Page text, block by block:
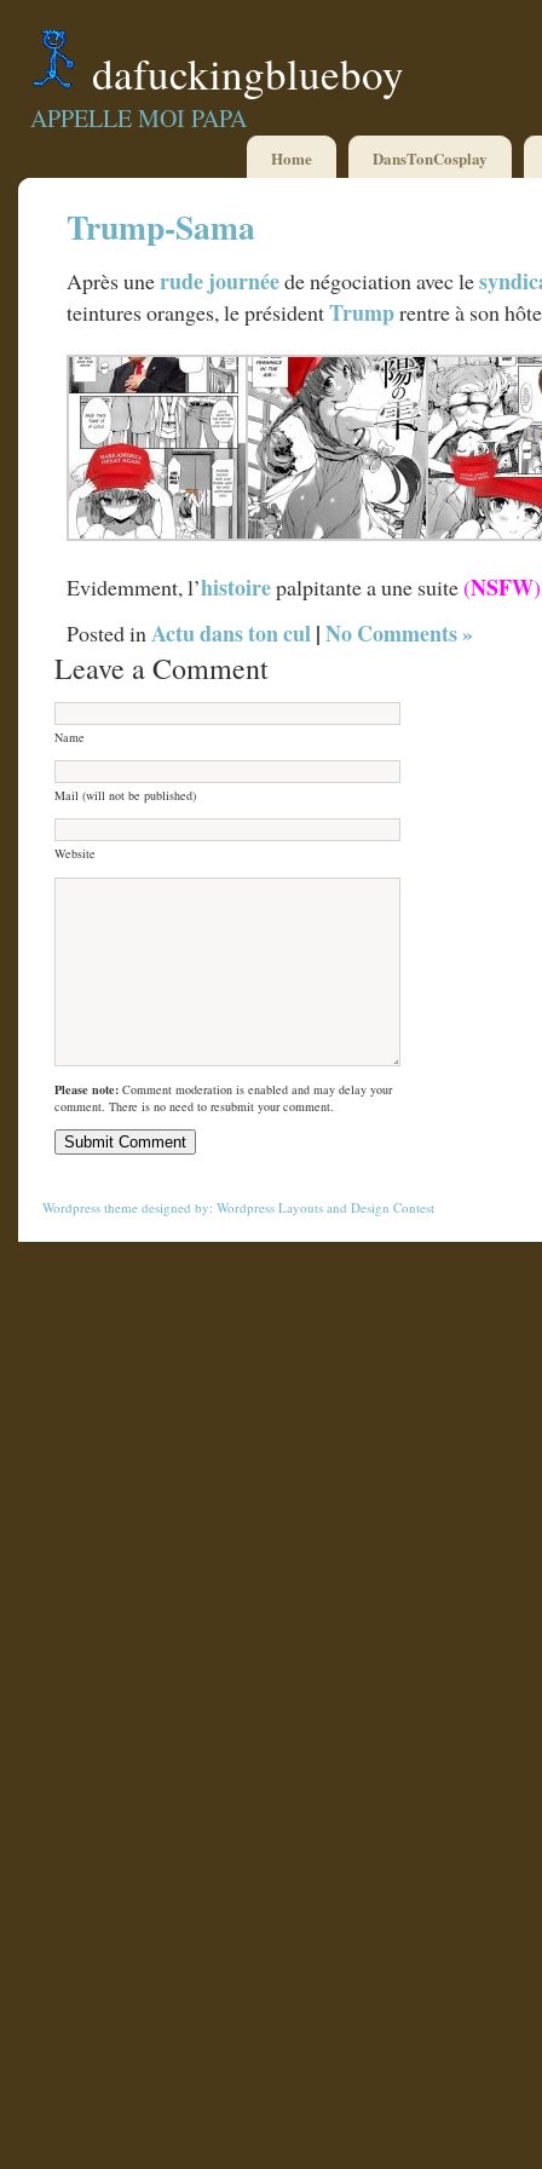
dafuckingblueboy
APPELLE MOI PAPA
Home DansTonCosplay
Trump-Sama
Après unerudejournéede négociation avec le
teintures oranges, le présidentTrumprentre à son
Evidemment, l’histoirepalpitante a une suite(NSFW)
Posted inActu dans ton cul|No Comments »
Leave a Comment
Name
Mail (will not be published)
Website
Please note: Comment moderation is enabled and may delay your
comment. There is no need to resubmit your comment.
Wordpress theme designed by: Wordpress Layouts and Design Contest